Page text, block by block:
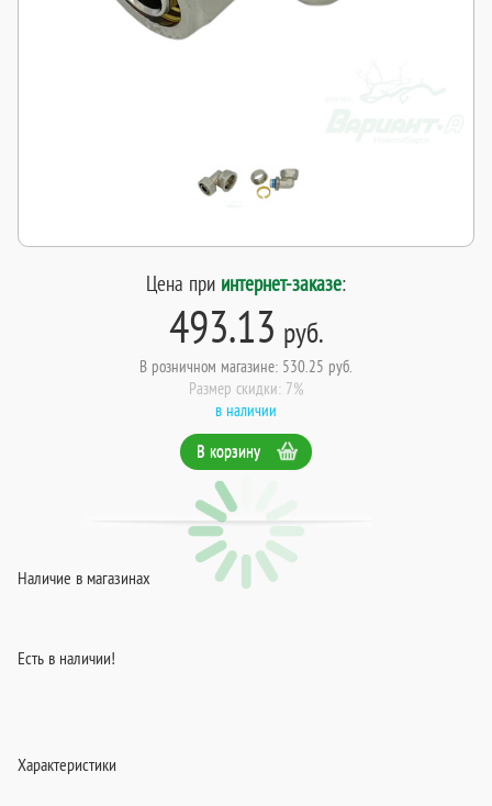
Цена при интернет-заказе:
493.13 руб.
В розничном магазине: 530.25 руб.
Размер скидки: 7%
в наличии
В корзину
Наличие в магазинах
Есть в наличии!
Характеристики